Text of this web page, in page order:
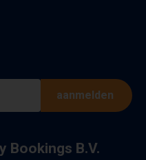
aanmelden
Bookings B.V.